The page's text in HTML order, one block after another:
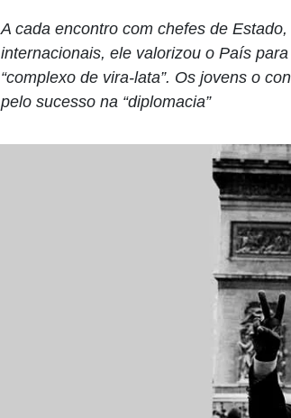
A cada encontro com chefes de
internacionais, ele valorizou o País
“complexo de vira-lata”. Os jovens o
pelo sucesso na “diplomacia”